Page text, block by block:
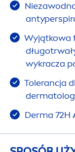
Wyjątkowa
wykracza
Tolerancja
Derma 72H